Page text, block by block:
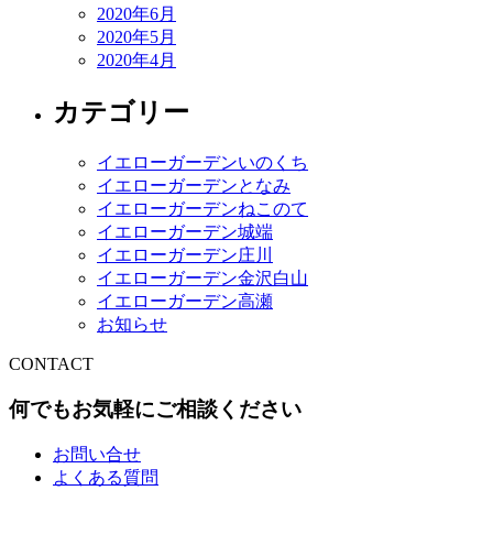
2020年6月
2020年5月
2020年4月
カテゴリー
イエローガーデンいのくち
イエローガーデンとなみ
イエローガーデンねこのて
イエローガーデン城端
イエローガーデン庄川
イエローガーデン金沢白山
イエローガーデン高瀬
お知らせ
CONTACT
何でもお気軽にご相談ください
お問い合せ
よくある質問